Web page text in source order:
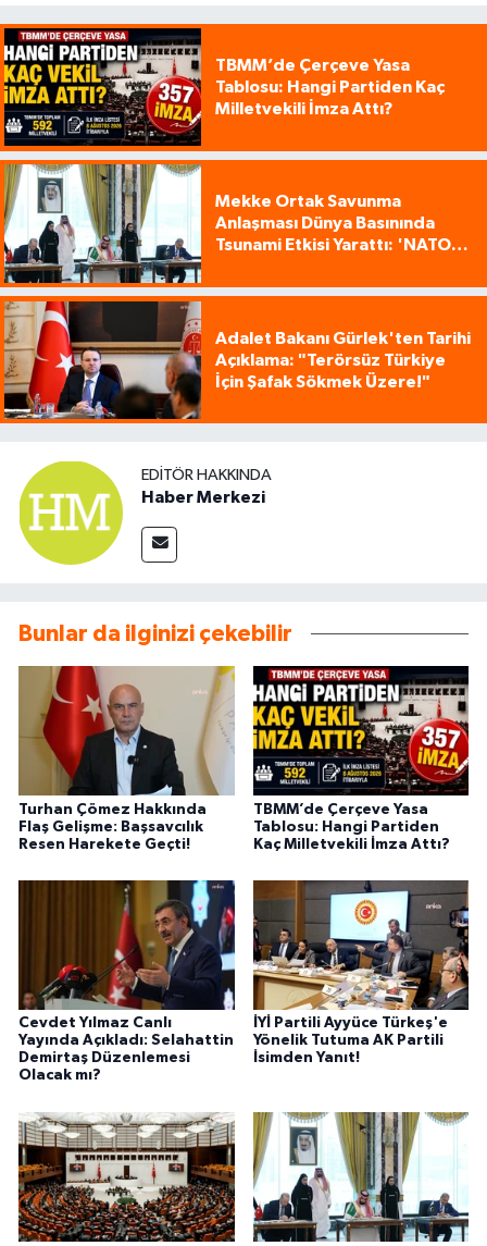
TBMM’de Çerçeve Yasa
Tablosu: Hangi Partiden Kaç
Milletvekili İmza Attı?
Mekke Ortak Savunma
Anlaşması Dünya Basınında
Tsunami Etkisi Yarattı: 'NATO
Adalet Bakanı Gürlek'ten Tarihi
Açıklama: "Terörsüz Türkiye
İçin Şafak Sökmek Üzere!"
EDITÖR HAKKINDA
Haber Merkezi
Bunlar da ilginizi çekebilir
Turhan Çömez Hakkında
Flaş Gelişme: Başsavcılık
Resen Harekete Geçti!
TBMM’de Çerçeve Yasa
Tablosu: Hangi Partiden
Kaç Milletvekili İmza Attı?
Cevdet Yılmaz Canlı
Yayında Açıkladı: Selahattin
Demirtaş Düzenlemesi
Olacak mı?
İYİ Partili Ayyüce Türkeş'e
Yönelik Tutuma AK Partili
İsimden Yanıt!